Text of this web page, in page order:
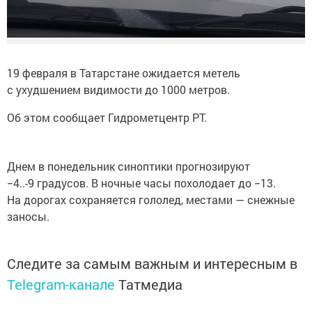
19 февраля в Татарстане ожидается метель
с ухудшением видимости до 1000 метров.
Об этом сообщает Гидрометцентр РТ.
Днем в понедельник синоптики прогнозируют
−4..-9 градусов. В ночные часы похолодает до −13.
На дорогах сохраняется гололед, местами — снежные
заносы.
Следите за самым важным и интересным в
Telegram-канале Татмедиа